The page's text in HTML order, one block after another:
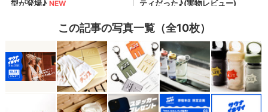
この記事の写真一覧（全10枚）